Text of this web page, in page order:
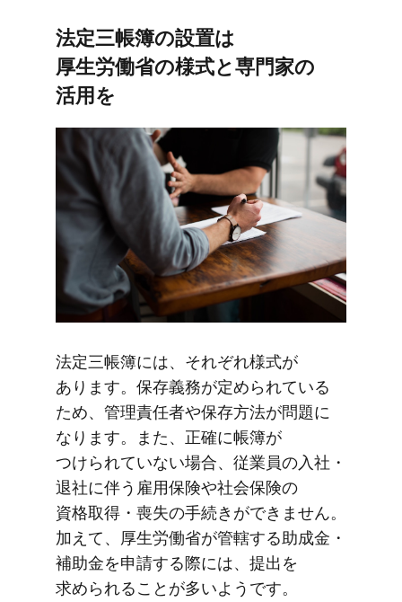
法定三帳簿の​設置は​
厚生労働省の​様式と​専門家の​
活用を
法定三帳簿には、​それぞれ様式が​
あります。​保存義務が​定められている​
ため、​管理責任者や​保存方​法が​問題に​
なります。​また、​正確に​帳簿が​
つけられていない​場合、​従業員の​入社・​
退社に​伴う​雇用保険や​社会保険の​
資格取得・喪失の​手続きが​できません。​
加えて、​厚生労働省が​管轄する​助成金・
補助金を​申請する​際には、​提出を​
求められる​ことが​多いようです。​